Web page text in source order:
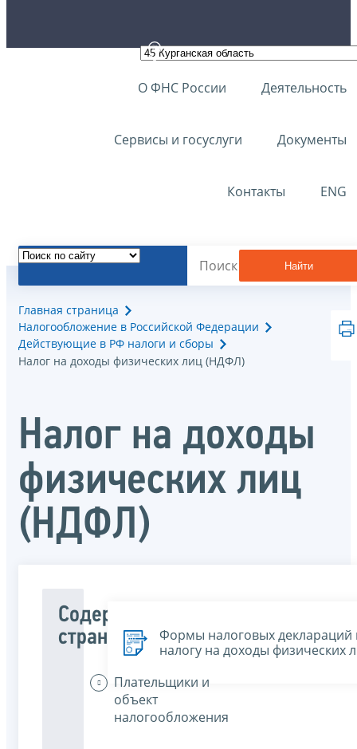
О ФНС России Деятельность
Сервисы и госуслуги Документы
Контакты ENG
Найти
Главная страница
Налогообложение в Российской Федерации
Действующие в РФ налоги и сборы
Налог на доходы физических лиц (НДФЛ)
Налог на доходы
физических лиц
(НДФЛ)
Содержание
страницы
Плательщики и
объект
налогообложения
Формы налоговых деклараций
налогу на доходы физических